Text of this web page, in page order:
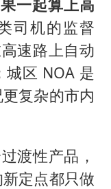
一起算上高
司机的监督
速路上自动
区 NOA 是
复杂的市内
渡性产品，
定点都只做